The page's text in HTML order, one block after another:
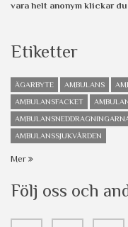
vara helt anonym klickar du
Etiketter
ÄGARBYTE AMBULANS
AMBULANSFACKET
AMBULANSSJUKVÅRDEN
Mer
Följ oss och